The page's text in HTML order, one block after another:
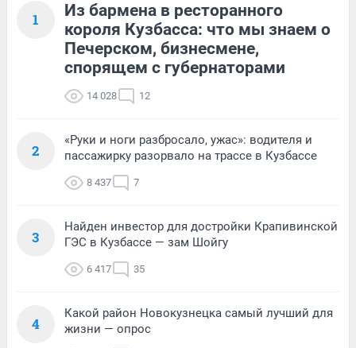
1
Из бармена в ресторанного
короля Кузбасса: что мы знаем о
Печерском, бизнесмене,
спорящем с губернаторами
14 028 12
2
«Руки и ноги разбросало, ужас»: водителя и
пассажирку разорвало на трассе в Кузбассе
8 437 7
3
Найден инвестор для достройки Крапивинской
ГЭС в Кузбассе — зам Шойгу
6 417 35
4
Какой район Новокузнецка самый лучший для
жизни — опрос